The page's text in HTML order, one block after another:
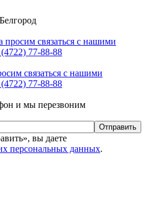
Белгород
просим связаться с нашими
77-88-88
связаться с нашими
77-88-88
и мы перезвоним
Отправить
вы даете
персональных данных.